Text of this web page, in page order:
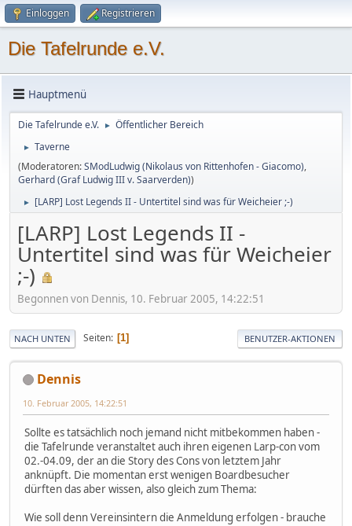
Einloggen Registrieren
Die Tafelrunde e.V.
Hauptmenü
Die Tafelrunde e.V. ► Öffentlicher Bereich
►
Taverne
(Moderatoren:SModLudwig (Nikolaus von Rittenhofen - Giacomo),
Gerhard (Graf Ludwig III v. Saarverden))
► [LARP] Lost Legends II - Untertitel sind was für Weicheier ;-)
[LARP] Lost Legends II -
Untertitel sind was für Weicheier
;-)
Begonnen von Dennis, 10. Februar 2005, 14:22:51
NACH UNTEN Seiten 1 BENUTZER-AKTIONEN
Dennis
10. Februar 2005, 14:22:51
Sollte es tatsächlich noch jemand nicht mitbekommen haben -
die Tafelrunde veranstaltet auch ihren eigenen Larp-con vom
02.-04.09, der an die Story des Cons von letztem Jahr
anknüpft. Die momentan erst wenigen Boardbesucher
dürften das aber wissen, also gleich zum Thema:
Wie soll denn Vereinsintern die Anmeldung erfolgen - brauche